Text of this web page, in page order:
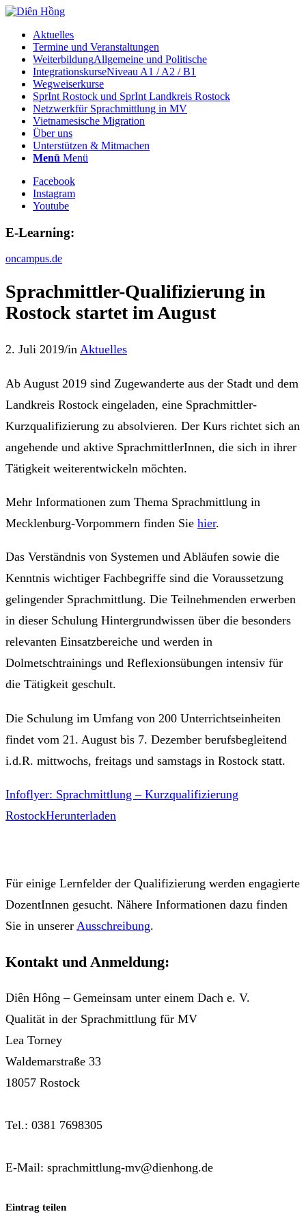
Aktuelles
Termine und Veranstaltungen
WeiterbildungAllgemeine und Politische
IntegrationskurseNiveau A1 / A2 / B1
Wegweiserkurse
SprInt Rostock und SprInt Landkreis Rostock
Netzwerkfür Sprachmittlung in MV
Vietnamesische Migration
Über uns
Unterstützen & Mitmachen
Menü Menü
Facebook
Instagram
Youtube
E-Learning:
oncampus.de
Sprachmittler-Qualifizierung in
Rostock startet im August
2. Juli 2019/in Aktuelles
Ab August 2019 sind Zugewanderte aus der Stadt und dem
Landkreis Rostock eingeladen, eine Sprachmittler-
Kurzqualifizierung zu absolvieren. Der Kurs richtet sich an
angehende und aktive SprachmittlerInnen, die sich in ihrer
Tätigkeit weiterentwickeln möchten.
Mehr Informationen zum Thema Sprachmittlung in
Mecklenburg-Vorpommern finden Sie hier.
Das Verständnis von Systemen und Abläufen sowie die
Kenntnis wichtiger Fachbegriffe sind die Voraussetzung
gelingender Sprachmittlung. Die Teilnehmenden erwerben
in dieser Schulung Hintergrundwissen über die besonders
relevanten Einsatzbereiche und werden in
Dolmetschtrainings und Reflexionsübungen intensiv für
die Tätigkeit geschult.
Die Schulung im Umfang von 200 Unterrichtseinheiten
findet vom 21. August bis 7. Dezember berufsbegleitend
i.d.R. mittwochs, freitags und samstags in Rostock statt.
Infoflyer: Sprachmittlung – Kurzqualifizierung
RostockHerunterladen
Für einige Lernfelder der Qualifizierung werden engagierte
DozentInnen gesucht. Nähere Informationen dazu finden
Sie in unserer Ausschreibung.
Kontakt und Anmeldung:
Diên Hông – Gemeinsam unter einem Dach e. V.
Qualität in der Sprachmittlung für MV
Lea Torney
Waldemarstraße 33
18057 Rostock
Tel.: 0381 7698305
E-Mail: sprachmittlung-mv@dienhong.de
Eintrag teilen